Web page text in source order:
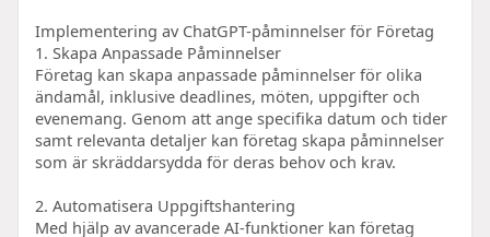
Implementering av ChatGPT-påminnelser för Företag
1. Skapa Anpassade Påminnelser
Företag kan skapa anpassade påminnelser för olika
ändamål, inklusive deadlines, möten, uppgifter och
evenemang. Genom att ange specifika datum och tider
samt relevanta detaljer kan företag skapa påminnelser
som är skräddarsydda för deras behov och krav.
2. Automatisera Uppgiftshantering
Med hjälp av avancerade AI-funktioner kan företag